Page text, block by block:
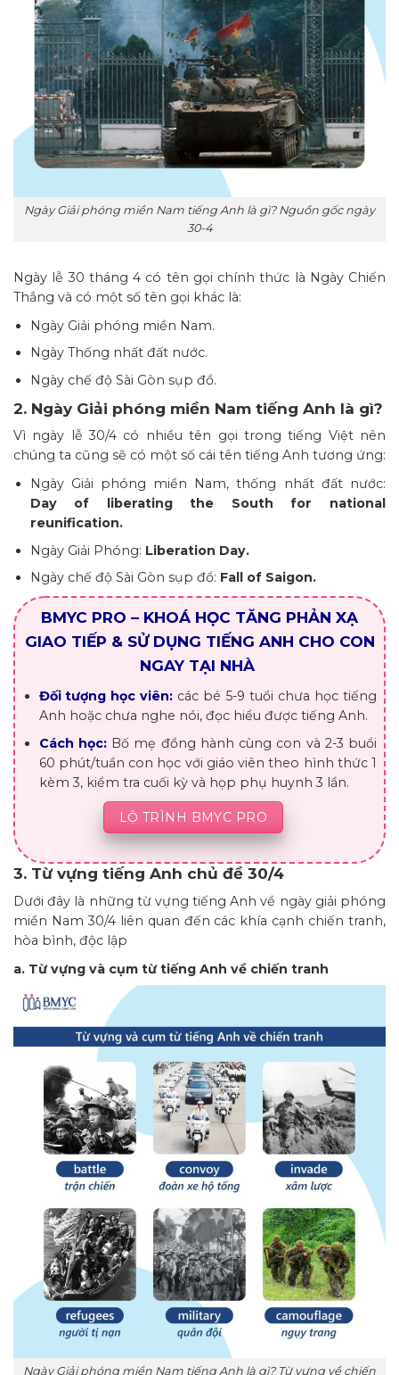
Ngày Giải phóng miền Nam tiếng Anh là gì? Nguồn gốc ngày
30-4
Ngày lễ 30 tháng 4 có tên gọi chính thức là Ngày Chiến
Thắng và có một số tên gọi khác là:
Ngày Giải phóng miền Nam.
Ngày Thống nhất đất nước.
Ngày chế độ Sài Gòn sụp đổ.
2. Ngày Giải phóng miền Nam tiếng Anh là gì?
Vì ngày lễ 30/4 có nhiều tên gọi trong tiếng Việt nên
chúng ta cũng sẽ có một số cái tên tiếng Anh tương ứng:
Ngày Giải phóng miền Nam, thống nhất đất nước:
Day of liberating the South for national
reunification.
Ngày Giải Phóng: Liberation Day.
Ngày chế độ Sài Gòn sụp đổ: Fall of Saigon.
BMYC PRO – KHOÁ HỌC TĂNG PHẢN XẠ
GIAO TIẾP & SỬ DỤNG TIẾNG ANH CHO CON
NGAY TẠI NHÀ
Đối tượng học viên: các bé 5-9 tuổi chưa học tiếng
Anh hoặc chưa nghe nói, đọc hiểu được tiếng Anh.
Cách học: Bố mẹ đồng hành cùng con và 2-3 buổi
60 phút/tuần con học với giáo viên theo hình thức 1
kèm 3, kiểm tra cuối kỳ và họp phụ huynh 3 lần.
LỘ TRÌNH BMYC PRO
3. Từ vựng tiếng Anh chủ đề 30/4
Dưới đây là những từ vựng tiếng Anh về ngày giải phóng
miền Nam 30/4 liên quan đến các khía cạnh chiến tranh,
hòa bình, độc lập
a. Từ vựng và cụm từ tiếng Anh về chiến tranh
Ngày Giải phóng miền Nam tiếng Anh là gì? Từ vựng về chiến